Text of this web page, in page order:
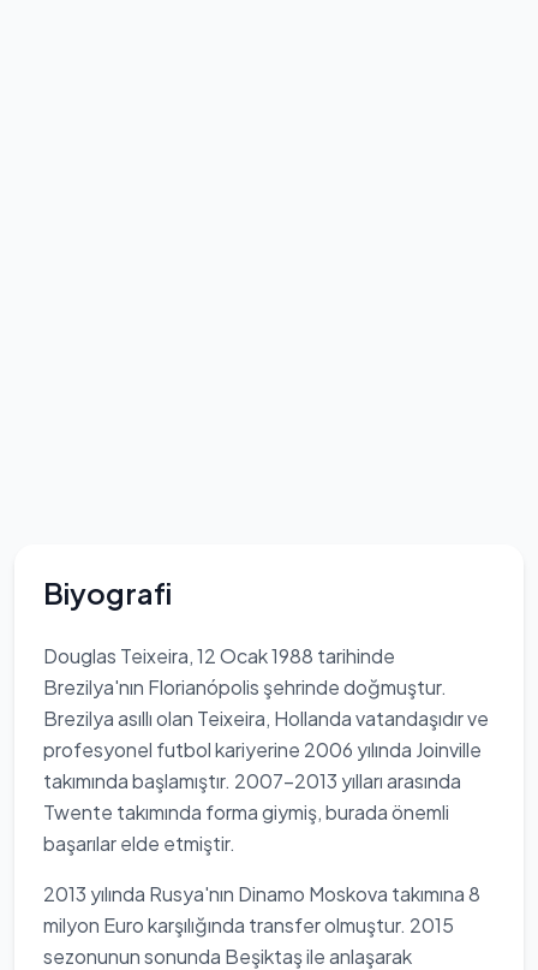
Biyografi
Douglas Teixeira, 12 Ocak 1988 tarihinde
Brezilya'nın Florianópolis şehrinde doğmuştur.
Brezilya asıllı olan Teixeira, Hollanda vatandaşıdır ve
profesyonel futbol kariyerine 2006 yılında Joinville
takımında başlamıştır. 2007-2013 yılları arasında
Twente takımında forma giymiş, burada önemli
başarılar elde etmiştir.
2013 yılında Rusya'nın Dinamo Moskova takımına 8
milyon Euro karşılığında transfer olmuştur. 2015
sezonunun sonunda Beşiktaş ile anlaşarak